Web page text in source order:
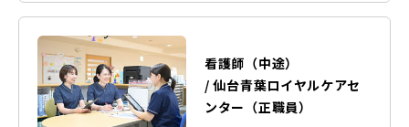
看護師（中途）
/仙台青葉ロイヤルケアセ
ンター （正職員）